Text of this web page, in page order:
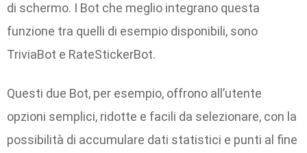
di schermo. I Bot che meglio integrano questa
funzione tra quelli di esempio disponibili, sono
TriviaBot e RateStickerBot.
Questi due Bot, per esempio, offrono all’utente
opzioni semplici, ridotte e facili da selezionare, con la
possibilità di accumulare dati statistici e punti al fine